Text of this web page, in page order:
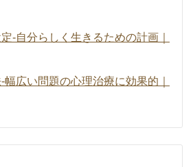
-自分らしく生きるための計画｜
広い問題の心理治療に効果的｜